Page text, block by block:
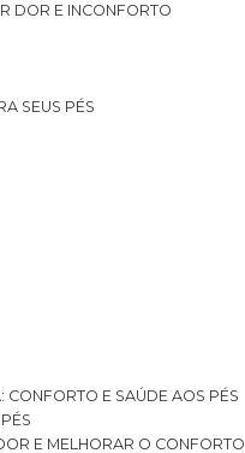
DOR E INCONFORTO
SEUS PÉS
CONFORTO E SAÚDE AOS PÉS
E MELHORAR O CONFORTO